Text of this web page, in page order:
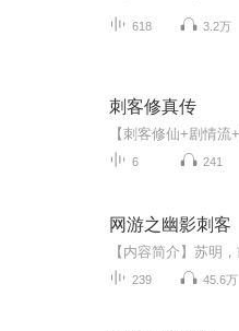
618 3.2万
刺客修真传
6 241
网游之幽影刺客
239 45.6万